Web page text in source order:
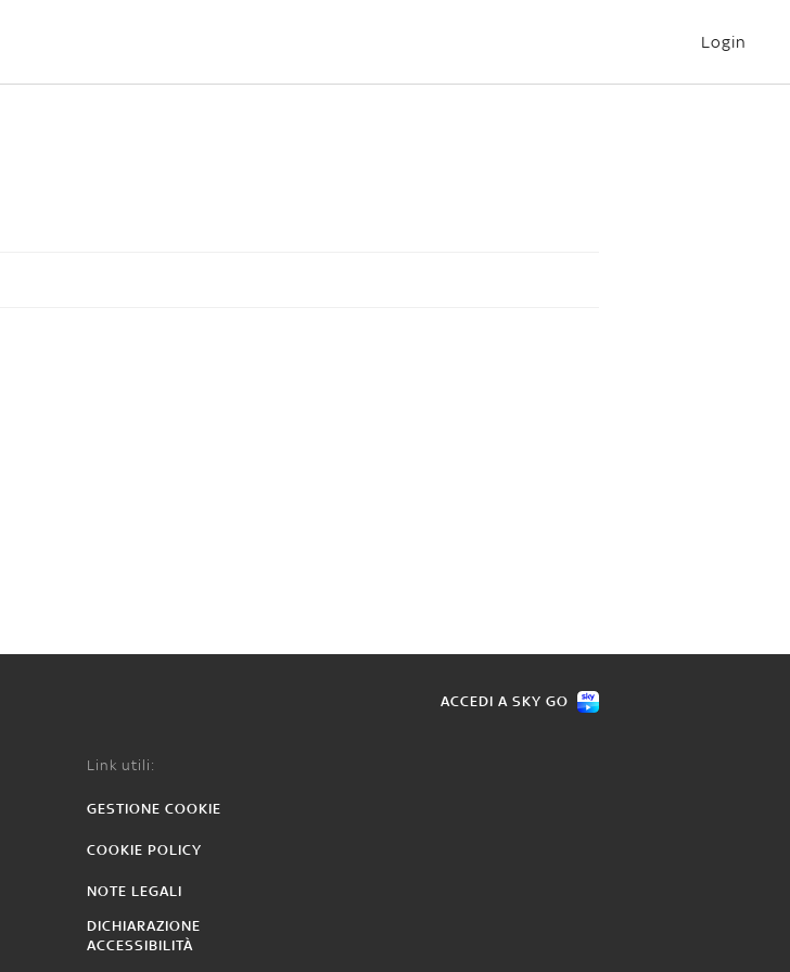
Login
ACCEDI A SKY GO
Link utili:
GESTIONE COOKIE
COOKIE POLICY
NOTE LEGALI
DICHIARAZIONE
ACCESSIBILITÀ